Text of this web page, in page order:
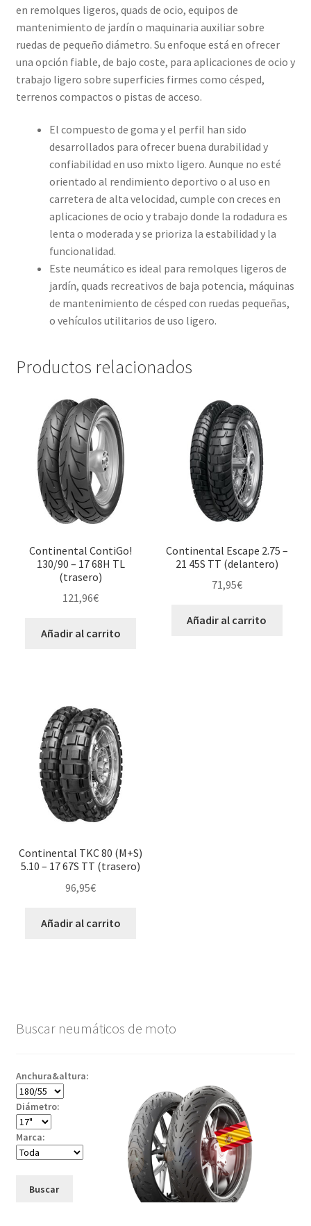
en remolques ligeros, quads de ocio, equipos de
mantenimiento de jardín o maquinaria auxiliar sobre
ruedas de pequeño diámetro. Su enfoque está en ofrecer
una opción fiable, de bajo coste, para aplicaciones de ocio y
trabajo ligero sobre superficies firmes como césped,
terrenos compactos o pistas de acceso.
El compuesto de goma y el perfil han sido
desarrollados para ofrecer buena durabilidad y
confiabilidad en uso mixto ligero. Aunque no esté
orientado al rendimiento deportivo o al uso en
carretera de alta velocidad, cumple con creces en
aplicaciones de ocio y trabajo donde la rodadura es
lenta o moderada y se prioriza la estabilidad y la
funcionalidad.
Este neumático es ideal para remolques ligeros de
jardín, quads recreativos de baja potencia, máquinas
de mantenimiento de césped con ruedas pequeñas,
o vehículos utilitarios de uso ligero.
Productos relacionados
Continental ContiGo!
130/90 – 17 68H TL
(trasero)
121,96€
Añadir al carrito
Continental Escape 2.75 –
21 45S TT (delantero)
71,95€
Añadir al carrito
Continental TKC 80 (M+S)
5.10 – 17 67S TT (trasero)
96,95€
Añadir al carrito
Buscar neumáticos de moto
Anchura&altura:
Diámetro:
Marca:
Buscar